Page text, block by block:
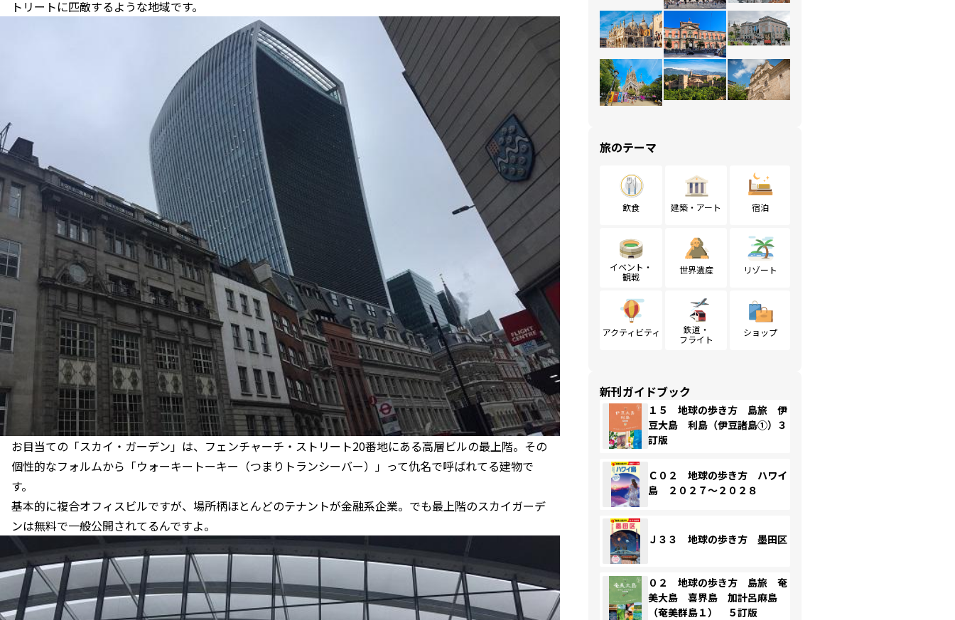
トリートに匹敵するような地域です。
お目当ての「スカイ・ガーデン」は、フェンチャーチ・ストリート20番地にある高層ビルの最上階。その
個性的なフォルムから「ウォーキートーキー（つまりトランシーバー）」って仇名で呼ばれてる建物で
す。
基本的に複合オフィスビルですが、場所柄ほとんどのテナントが金融系企業。でも最上階のスカイガーデ
ンは無料で一般公開されてるんですよ。
旅のテーマ
飲食 建築・アート 宿泊
イベント・
観戦
世界遺産 リゾート
アクティビティ
鉄道・
フライト
ショップ
新刊ガイドブック
１５ 地球の歩き方 島旅 伊
豆大島 利島（伊豆諸島①）３
訂版
Ｃ０２ 地球の歩き方 ハワイ
島 ２０２７～２０２８
Ｊ３３ 地球の歩き方 墨田区
０２ 地球の歩き方 島旅 奄
美大島 喜界島 加計呂麻島
（奄美群島１） ５訂版